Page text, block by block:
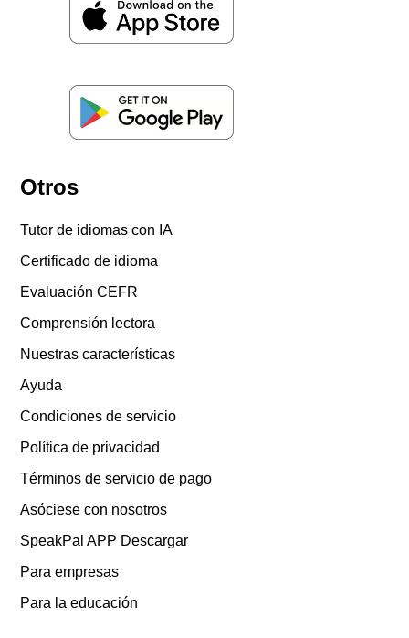
Otros
Tutor de idiomas con IA
Certificado de idioma
Evaluación CEFR
Comprensión lectora
Nuestras características
Ayuda
Condiciones de servicio
Política de privacidad
Términos de servicio de pago
Asóciese con nosotros
SpeakPal APP Descargar
Para empresas
Para la educación